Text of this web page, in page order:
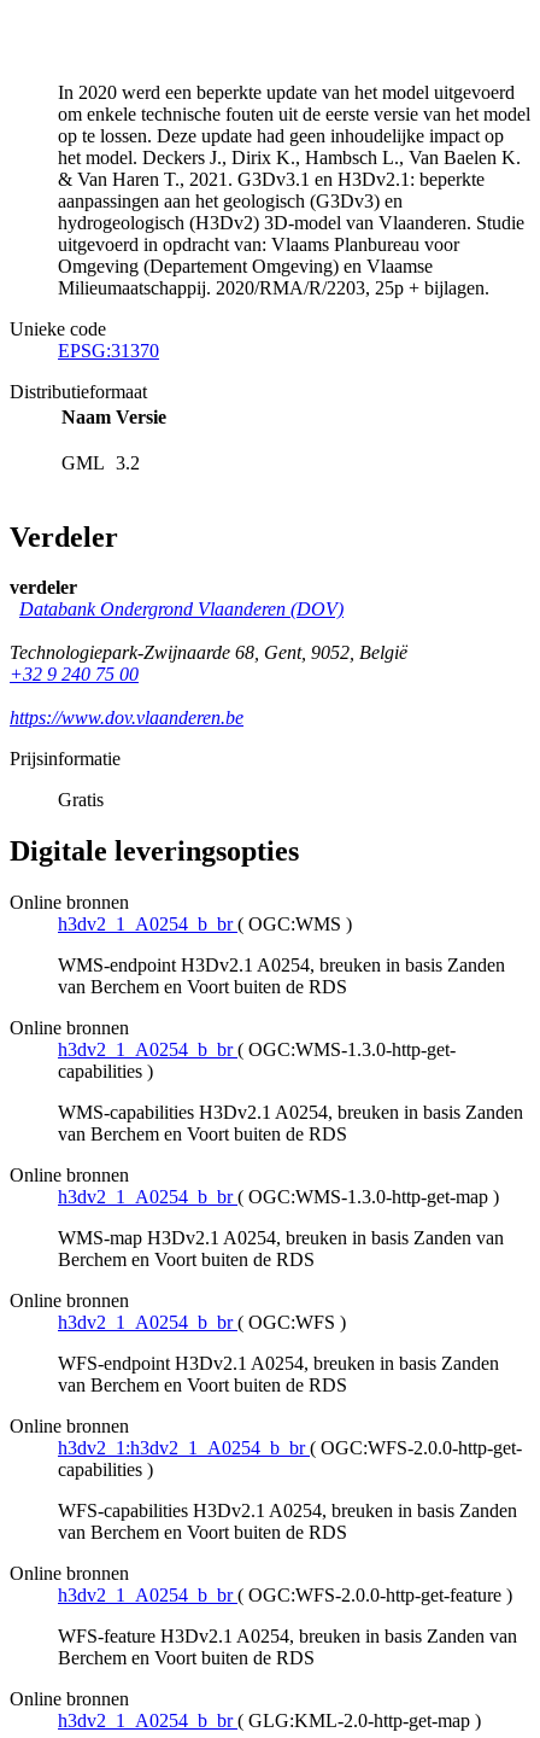
In 2020 werd een beperkte update van het model uitgevoerd
om enkele technische fouten uit de eerste versie van het model
op te lossen. Deze update had geen inhoudelijke impact op
het model. Deckers J., Dirix K., Hambsch L., Van Baelen K.
& Van Haren T., 2021. G3Dv3.1 en H3Dv2.1: beperkte
aanpassingen aan het geologisch (G3Dv3) en
hydrogeologisch (H3Dv2) 3D-model van Vlaanderen. Studie
uitgevoerd in opdracht van: Vlaams Planbureau voor
Omgeving (Departement Omgeving) en Vlaamse
Milieumaatschappij. 2020/RMA/R/2203, 25p + bijlagen.
Unieke code
EPSG:31370
Distributieformaat
Naam Versie
GML 3.2
Verdeler
verdeler
Databank Ondergrond Vlaanderen (DOV)
Technologiepark-Zwijnaarde 68, Gent, 9052, België
+32 9 240 75 00
https://www.dov.vlaanderen.be
Prijsinformatie
Gratis
Digitale leveringsopties
Online bronnen
h3dv2_1_A0254_b_br ( OGC:WMS )
WMS-endpoint H3Dv2.1 A0254, breuken in basis Zanden
van Berchem en Voort buiten de RDS
Online bronnen
h3dv2_1_A0254_b_br ( OGC:WMS-1.3.0-http-get-
capabilities )
WMS-capabilities H3Dv2.1 A0254, breuken in basis Zanden
van Berchem en Voort buiten de RDS
Online bronnen
h3dv2_1_A0254_b_br ( OGC:WMS-1.3.0-http-get-map )
WMS-map H3Dv2.1 A0254, breuken in basis Zanden van
Berchem en Voort buiten de RDS
Online bronnen
h3dv2_1_A0254_b_br ( OGC:WFS )
WFS-endpoint H3Dv2.1 A0254, breuken in basis Zanden
van Berchem en Voort buiten de RDS
Online bronnen
h3dv2_1:h3dv2_1_A0254_b_br ( OGC:WFS-2.0.0-http-get-
capabilities )
WFS-capabilities H3Dv2.1 A0254, breuken in basis Zanden
van Berchem en Voort buiten de RDS
Online bronnen
h3dv2_1_A0254_b_br ( OGC:WFS-2.0.0-http-get-feature )
WFS-feature H3Dv2.1 A0254, breuken in basis Zanden van
Berchem en Voort buiten de RDS
Online bronnen
h3dv2_1_A0254_b_br ( GLG:KML-2.0-http-get-map )